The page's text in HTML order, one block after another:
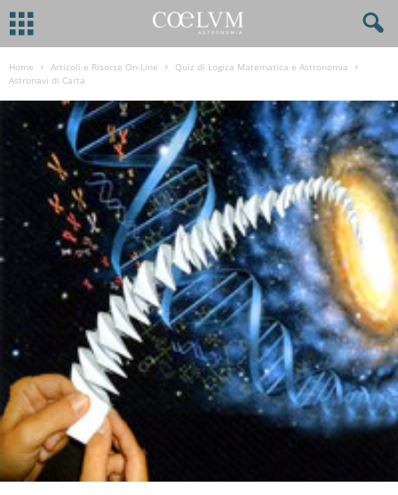
Home Articoli e Risorse On-Line
Quiz di Logica Matematica e Astronomia
Astronavi di Carta